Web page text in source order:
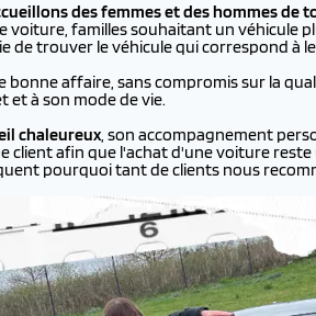
des femmes et des hommes de
familles souhaitant un véhicule
trouver le véhicule qui correspond à
affaire, sans compromis sur la
et à son mode de vie.
chaleureux, son accompagnement
client afin que l'achat d'une voiture
pourquoi tant de clients nous